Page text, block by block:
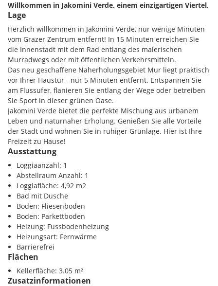
Willkommen in Jakomini Verde, einem einzigartigen Viertel,
das von renommierten Architekten mit Liebe zum Detail
gestaltet wurde.
Das parkähnliche Grundstück mit altem Baumbestand und
unverkennbarem Flair bildet die Kulisse für architektonische
Meisterwerke, geschaffen vom renommierten Grazer
Architekturteam Schwarz-Platzer und Pentaplan. Diese
Gebäude bieten nicht nur hohe Wohn- und Freizeitqualität,
sondern auch großzügige Grünflächen, die von zentralen
Sichtachsen ins Grüne durchzogen sind.
Jakomini Verde ist mehr als nur ein Viertel - es ist ein
lebendiges Ensemble aus ruhigen und pulsierenden Orten,
die Sie nicht mehr loslassen werden. Die italienische Stadt
dient als Vorbild für gelebte Urbanität: wunderschöne Plätze,
grüne Parks, belebte Straßen und Cafés. In Italien spielt sich
das Leben draußen ab! Jakomini Verde entspricht diesem
Muster - der Wohnraum im autofreien grünen Viertel wird
auf vielfältige Weise ins Freie erweitert.
Lieben Sie die Stadt und träumen von grünem Wohnen?
Jakomini Verde vereint beides in einem harmonischen
Einklang. Auf historischem Boden, dem grünen Areal der
ehemaligen Kattunfabrik und Kirchner Kaserne, entsteht ein
urbanes Dorf, das Land- und Stadtcharaktere mit einer
Extraportion Lebensqualität verbindet.
Lage
Herzlich willkommen in Jakomini Verde, nur wenige Minuten
vom Grazer Zentrum entfernt! In 15 Minuten erreichen Sie
die Innenstadt mit dem Rad entlang des malerischen
Murradwegs oder mit öffentlichen Verkehrsmitteln.
Das neu geschaffene Naherholungsgebiet Mur liegt praktisch
vor Ihrer Haustür - nur 5 Minuten entfernt. Entspannen Sie
am Flussufer, flanieren Sie entlang der Wege oder betreiben
Sie Sport in dieser grünen Oase.
Jakomini Verde bietet die perfekte Mischung aus urbanem
Leben und naturnaher Erholung. Genießen Sie alle Vorteile
der Stadt und wohnen Sie in ruhiger Grünlage. Hier ist Ihre
Freizeit zu Hause!
Region:Stadtstrand
Infrastruktur / Entfernungen
Gesundheit
Arzt <375m
Apotheke <650m
Klinik <1650m
Krankenhaus <2375m
Kinder / Schulen
Ausstattung
Loggiaanzahl: 1
Abstellraum Anzahl: 1
Loggiafläche: 4,92 m2
Bad mit Dusche
Boden: Fliesenboden
Boden: Parkettboden
Heizung: Fussbodenheizung
Heizungsart: Fernwärme
Barrierefrei
Flächen
Kellerfläche: 3.05 m²
Zusatzinformationen